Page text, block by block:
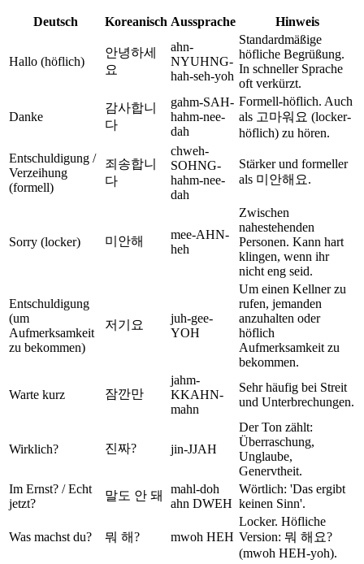
Deutsch Koreanisch Aussprache Hinweis
Hallo (höflich)
안녕하세
요
ahn-
NYUHNG-
hah-seh-yoh
Standardmäßige
höfliche Begrüßung.
In schneller Sprache
oft verkürzt.
Danke
감사합니
다
gahm-SAH-
hahm-nee-
dah
Formell-höflich. Auch
als 고마워요 (locker-
höflich) zu hören.
Entschuldigung /
Verzeihung
(formell)
죄송합니
다
chweh-
SOHNG-
hahm-nee-
dah
Stärker und formeller
als 미안해요.
Sorry (locker) 미안해
mee-AHN-
heh
Zwischen
nahestehenden
Personen. Kann hart
klingen, wenn ihr
nicht eng seid.
Entschuldigung
(um
Aufmerksamkeit
zu bekommen)
저기요
juh-gee-
YOH
Um einen Kellner zu
rufen, jemanden
anzuhalten oder
höflich
Aufmerksamkeit zu
bekommen.
Warte kurz 잠깐만
jahm-
KKAHN-
mahn
Sehr häufig bei Streit
und Unterbrechungen.
Wirklich? 진짜? jin-JJAH
Der Ton zählt:
Überraschung,
Unglaube,
Genervtheit.
Im Ernst? / Echt
jetzt?
말도 안 돼
mahl-doh
ahn DWEH
Wörtlich: 'Das ergibt
keinen Sinn'.
Was machst du? 뭐 해? mwoh HEH
Locker. Höfliche
Version: 뭐 해요?
(mwoh HEH-yoh).